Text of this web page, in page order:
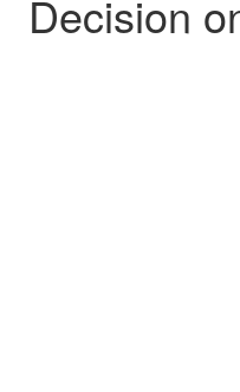
Decision